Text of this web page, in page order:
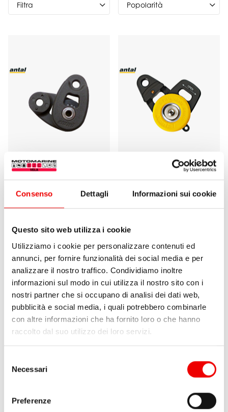
Consenso Dettagli Informazioni sui cookie
Questo sito web utilizza i cookie
Utilizziamo i cookie per personalizzare contenuti ed
annunci, per fornire funzionalità dei social media e per
analizzare il nostro traffico. Condividiamo inoltre
informazioni sul modo in cui utilizza il nostro sito con i
nostri partner che si occupano di analisi dei dati web,
pubblicità e social media, i quali potrebbero combinarle
con altre informazioni che ha fornito loro o che hanno
raccolto dal suo utilizzo dei loro servizi.
delNecessari
Preferenze
Filtra
Antal Snatch Block 32
mm
da 36,30 €
1 varianti
Antal Snatch Block 40
mm
da 152,50 €
1 varianti
mm
1 varianti